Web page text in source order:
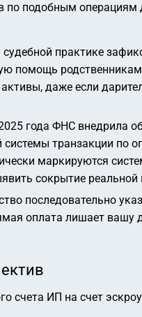
подобным
судебной практике
помощь
даже если
года ФНС внедрила
транзакции по
маркируются
сокрытие реальной
последовательно
оплата лишает
счета ИП на счет